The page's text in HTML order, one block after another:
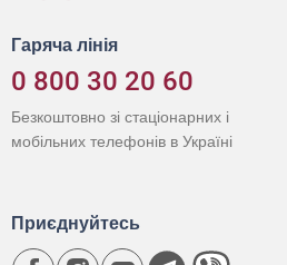
Гаряча лінія
0 800 30 20 60
Безкоштовно зі стаціонарних і
мобільних телефонів в Україні
Приєднуйтесь